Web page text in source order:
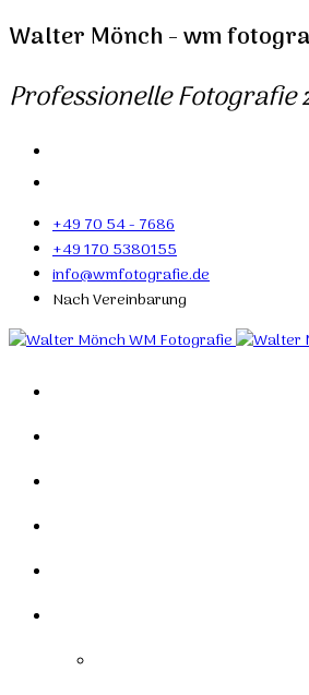
Walter Mönch - wm
Professionelle Fotografie
+49 70 54 - 7686
+49 170 5380155
info@wmfotografie.de
Nach Vereinbarung